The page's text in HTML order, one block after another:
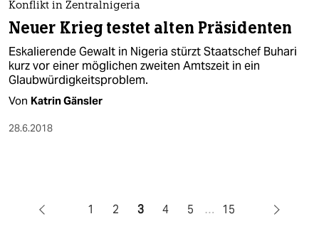
Konflikt in Zentralnigeria
Neuer Krieg testet alten Präsidenten
Eskalierende Gewalt in Nigeria stürzt Staatschef Buhari
kurz vor einer möglichen zweiten Amtszeit in ein
Glaubwürdigkeitsproblem.
Von Katrin Gänsler
28.6.2018
1 2 3 4 5 … 15